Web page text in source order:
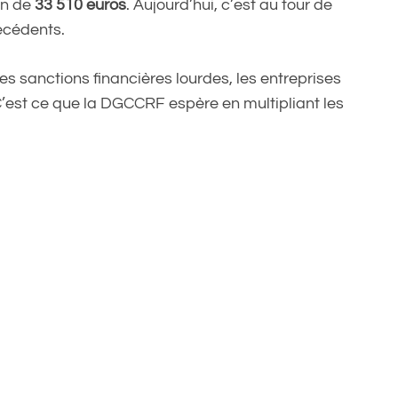
de 33 510 euros. Aujourd’hui, c’est au tour de
sanctions financières lourdes, les entreprises
ce que la DGCCRF espère en multipliant les